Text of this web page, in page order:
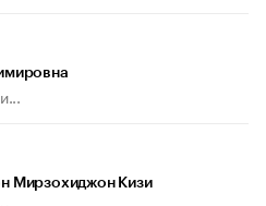
Мирзохиджон Кизи